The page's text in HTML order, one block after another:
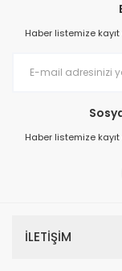
Haber listemize
Haber listemize
İLETİŞİM